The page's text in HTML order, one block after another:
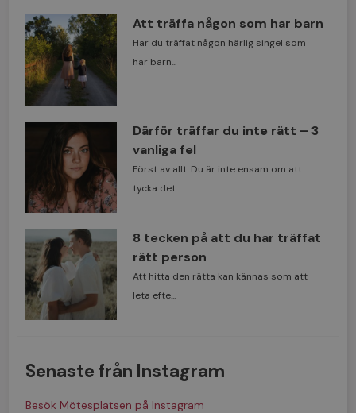
Att träffa någon som har barn
Har du träffat någon härlig singel som
har barn...
Därför träffar du inte rätt – 3
vanliga fel
Först av allt. Du är inte ensam om att
tycka det...
8 tecken på att du har träffat
rätt person
Att hitta den rätta kan kännas som att
leta efte...
Senaste från Instagram
Besök Mötesplatsen på Instagram